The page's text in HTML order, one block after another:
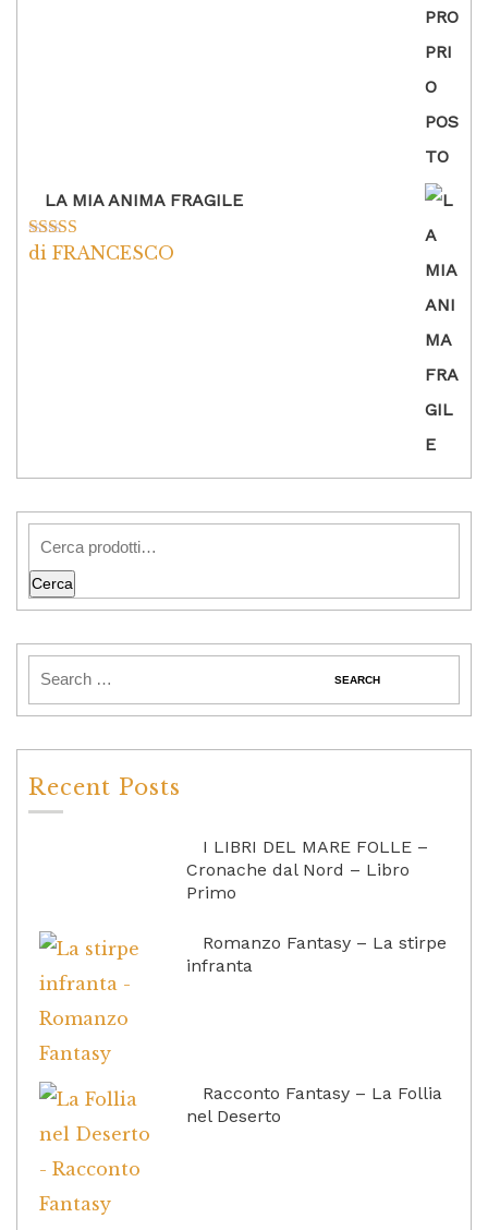
LA MIA ANIMA FRAGILE
Valutato5su
di FRANCESCO
Cerca
Recent Posts
I LIBRI DEL MARE FOLLE –
Cronache dal Nord – Libro
Primo
Romanzo Fantasy – La stirpe
infranta
Racconto Fantasy – La Follia
nel Deserto